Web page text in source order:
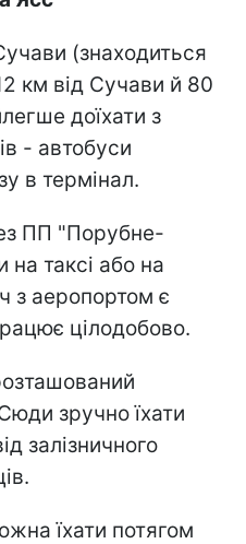
(знаходиться
км від Сучави й 80
доїхати з
- автобуси
в термінал.
ПП "Порубне-
на таксі або на
з аеропортом є
цілодобово.
зручно їхати
залізничного
їхати потягом